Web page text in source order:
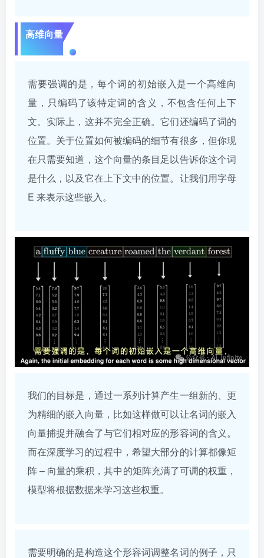
高维向量
需要强调的是，每个词的初始嵌入是一个高维向
量，只编码了该特定词的含义，不包含任何上下
文。实际上，这并不完全正确。它们还编码了词的
位置。关于位置如何被编码的细节有很多，但你现
在只需要知道，这个向量的条目足以告诉你这个词
是什么，以及它在上下文中的位置。让我们用字母
E 来表示这些嵌入。
我们的目标是，通过一系列计算产生一组新的、更
为精细的嵌入向量，比如这样做可以让名词的嵌入
向量捕捉并融合了与它们相对应的形容词的含义。
而在深度学习的过程中，希望大部分的计算都像矩
阵 – 向量的乘积，其中的矩阵充满了可调的权重，
模型将根据数据来学习这些权重。
需要明确的是构造这个形容词调整名词的例子，只